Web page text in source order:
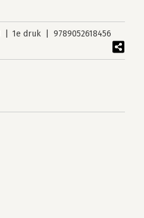
1e druk 9789052618456